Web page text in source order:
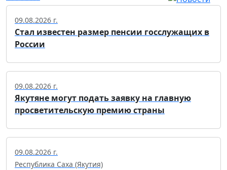
09.08.2026 г.
Стал известен размер пенсии госслужащих в
России
09.08.2026 г.
Якутяне могут подать заявку на главную
просветительскую премию страны
09.08.2026 г.
Республика Саха (Якутия)